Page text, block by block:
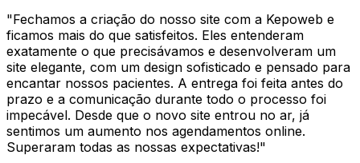
"Fechamos a criação do nosso site com a Kepoweb e
ficamos mais do que satisfeitos. Eles entenderam
exatamente o que precisávamos e desenvolveram um
site elegante, com um design sofisticado e pensado para
encantar nossos pacientes. A entrega foi feita antes do
prazo e a comunicação durante todo o processo foi
impecável. Desde que o novo site entrou no ar, já
sentimos um aumento nos agendamentos online.
Superaram todas as nossas expectativas!"